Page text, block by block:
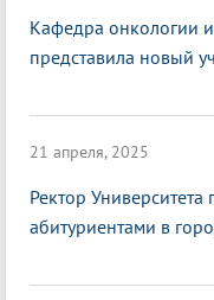
Кафедра онкологии
представила новый
21 апреля, 2025
Ректор
абитуриентами в